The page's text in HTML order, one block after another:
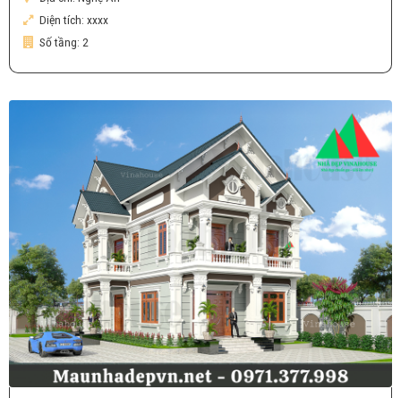
Diện tích: xxxx
Số tầng: 2